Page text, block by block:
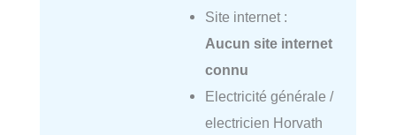
Site internet :
Aucun site internet
connu
Electricité générale /
electricien Horvath